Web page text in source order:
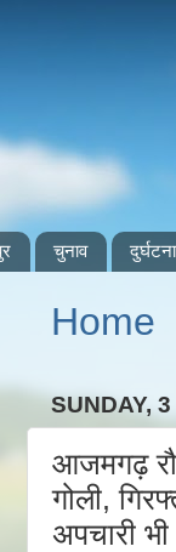
चुनाव दुर्घटना
Home
SUNDAY,
आजमगढ़
गोली,
अपचारी